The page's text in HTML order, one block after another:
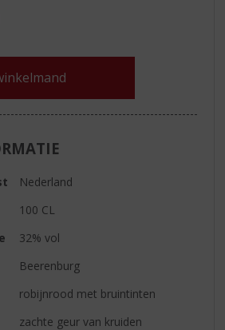
Nederland
100 CL
32% vol
Beerenburg
robijnrood met bruintinten
zachte geur van kruiden